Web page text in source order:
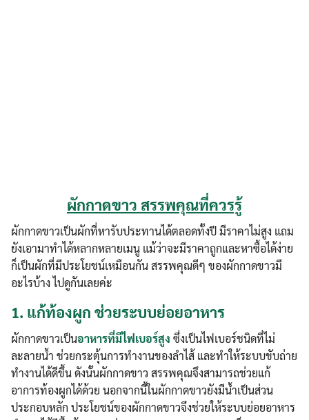
ผักกาดขาว สรรพคุณที่ควรรู้
ผักกาดขาวเป็นผักที่หารับประทานได้ตลอดทั้งปี มีราคาไม่สูง แถม
ยังเอามาทำได้หลากหลายเมนู แม้ว่าจะมีราคาถูกและหาซื้อได้ง่าย
ก็เป็นผักที่มีประโยชน์เหมือนกัน สรรพคุณดีๆ ของผักกาดขาวมี
อะไรบ้าง ไปดูกันเลยค่ะ
1. แก้ท้องผูก ช่วยระบบย่อยอาหาร
ผักกาดขาวเป็นอาหารที่มีไฟเบอร์สูง ซึ่งเป็นไฟเบอร์ชนิดที่ไม่
ละลายน้ำ ช่วยกระตุ้นการทำงานของลำไส้ และทำให้ระบบขับถ่าย
ทำงานได้ดีขึ้น ดังนั้นผักกาดขาว สรรพคุณจึงสามารถช่วยแก้
อาการท้องผูกได้ด้วย นอกจากนี้ในผักกาดขาวยังมีน้ำเป็นส่วน
ประกอบหลัก ประโยชน์ของผักกาดขาวจึงช่วยให้ระบบย่อยอาหาร